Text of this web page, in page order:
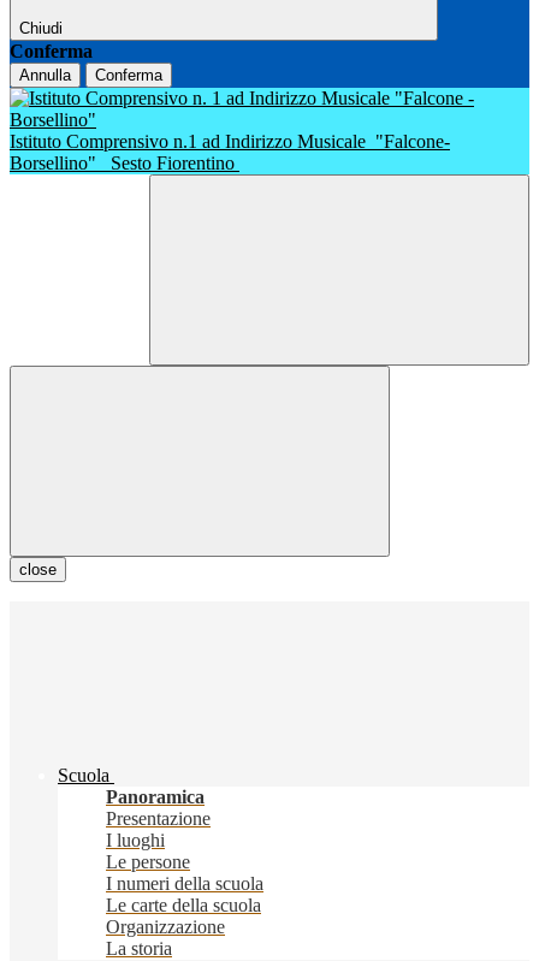
Chiudi
Conferma
Annulla Conferma
Istituto Comprensivo n.1 ad Indirizzo Musicale "Falcone-
Borsellino"
Sesto Fiorentino
close
Scuola
Panoramica
Presentazione
I luoghi
Le persone
I numeri della scuola
Le carte della scuola
Organizzazione
La storia